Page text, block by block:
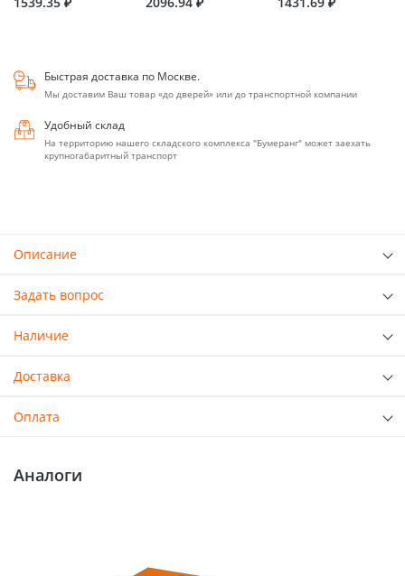
Быстрая доставка по Москве.
Мы доставим Ваш товар «до дверей» или до транспортной компании
Удобный склад
На территорию нашего складского комплекса "Бумеранг" может заехать
крупногабаритный транспорт
Описание
Задать вопрос
Наличие
Доставка
Оплата
Аналоги